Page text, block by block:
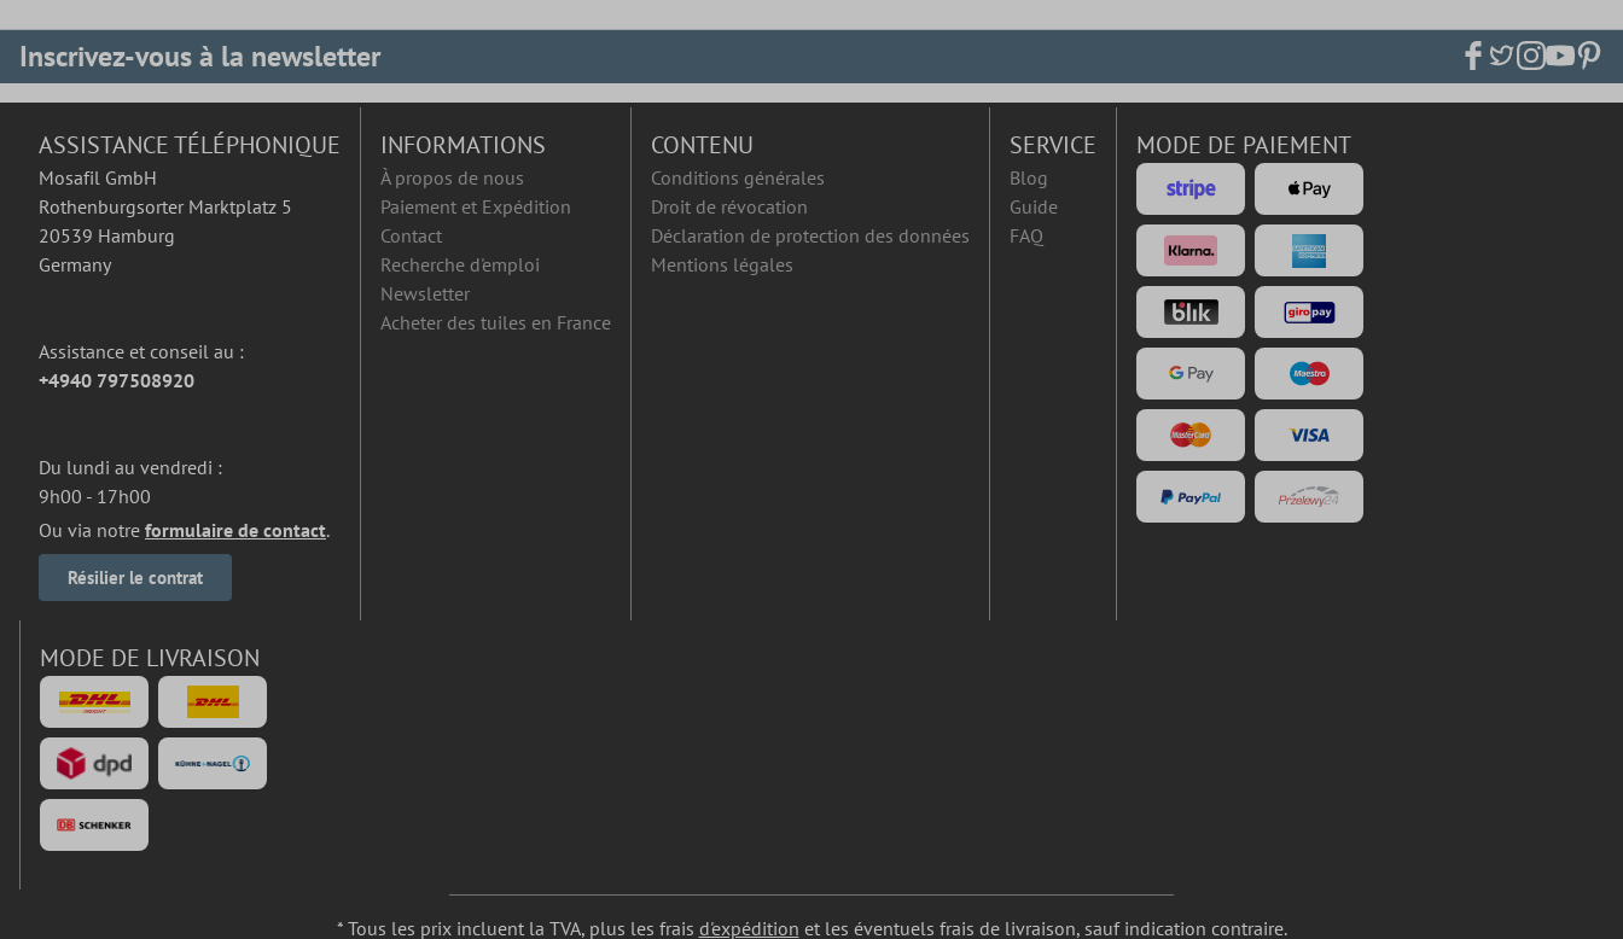
Inscrivez-vous à la newsletter
ASSISTANCE TÉLÉPHONIQUE
Mosafil GmbH
Rothenburgsorter Marktplatz 5
20539 Hamburg
Germany
Assistance et conseil au :
+4940 797508920
Du lundi au vendredi :
9h00 - 17h00
Ou via notre formulaire de contact.
Résilier le contrat
INFORMATIONS
À propos de nous
Paiement et Expédition
Contact
Recherche d'emploi
Newsletter
Acheter des tuiles en France
CONTENU
Conditions générales
Droit de révocation
Déclaration de protection des données
Mentions légales
SERVICE
Blog
Guide
FAQ
MODE DE PAIEMENT
MODE DE LIVRAISON
* Tous les prix incluent la TVA, plus les frais d'expédition et les éventuels frais de livraison, sauf indication contraire.